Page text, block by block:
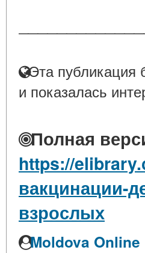
Эта публикация
и показалась
Полная
https://
вакцинации-
взрослых
Moldova Online